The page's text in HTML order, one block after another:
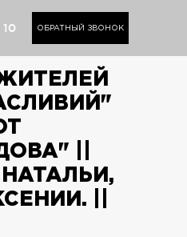
ОБРАТНЫЙ ЗВОНОК
||
||